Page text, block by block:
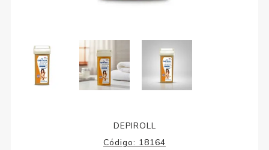
DEPIROLL
Código: 18164